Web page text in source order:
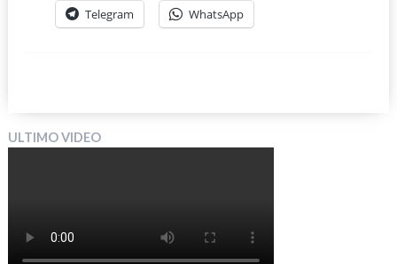
Telegram WhatsApp
ULTIMO VIDEO